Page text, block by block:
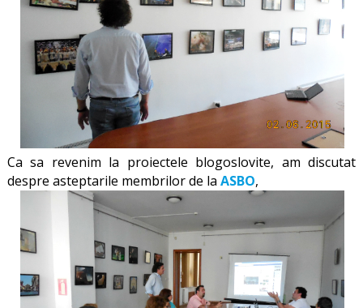
Ca sa revenim la proiectele blogoslovite, am discutat
despre asteptarile membrilor de la ASBO,